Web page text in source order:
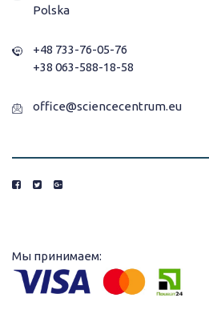
Polska
+48 733-76-05-76
+38 063-588-18-58
office@sciencecentrum.eu
Мы принимаем: